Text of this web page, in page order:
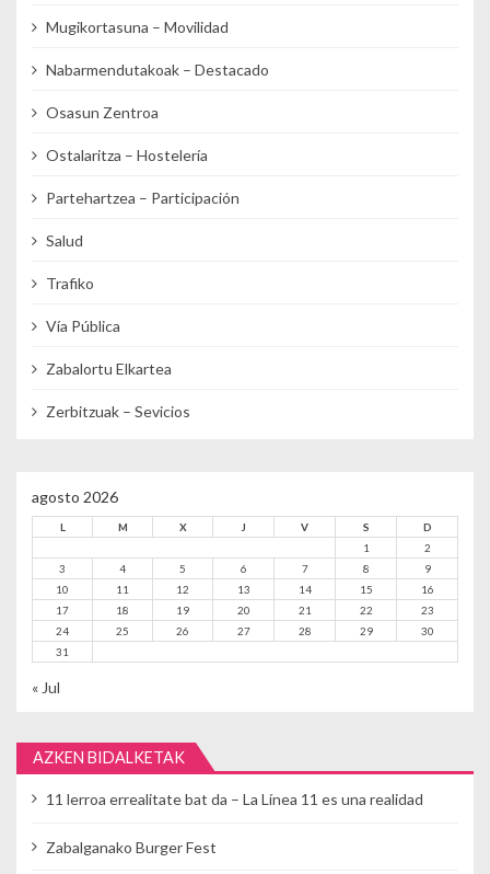
Mugikortasuna – Movilidad
Nabarmendutakoak – Destacado
Osasun Zentroa
Ostalaritza – Hostelería
Partehartzea – Participación
Salud
Trafiko
Vía Pública
Zabalortu Elkartea
Zerbitzuak – Sevicios
agosto 2026
L M X J V S
D
1
2
3
4 5 6 7 8
9
10
11 12 13 14 15
16
17
18 19 20 21 22
23
24
25 26 27 28 29
30
31
« Jul
AZKEN BIDALKETAK
11 lerroa errealitate bat da – La Línea 11 es una realidad
Zabalganako Burger Fest